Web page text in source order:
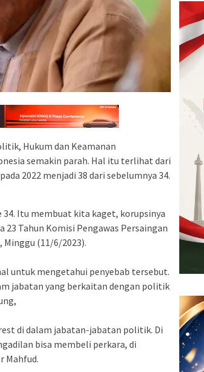
Hukum dan Keamanan
semakin parah. Hal itu terlihat dari
2022 menjadi 38 dari sebelumnya 34.
34. Itu membuat kita kaget, korupsinya
Tahun Komisi Pengawas Persaingan
Minggu (11/6/2023).
untuk mengetahui penyebab tersebut.
jabatan yang berkaitan dengan politik
di dalam jabatan-jabatan politik. Di
bisa membeli perkara, di
Mahfud.